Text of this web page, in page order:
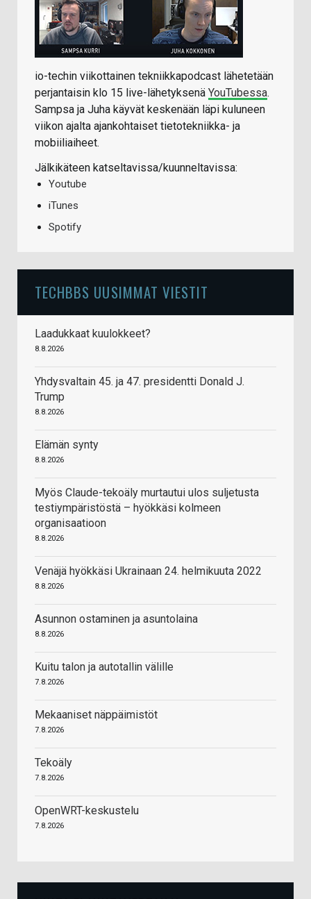
io-techin viikottainen tekniikkapodcast lähetetään
perjantaisin klo 15 live-lähetyksenä YouTubessa.
Sampsa ja Juha käyvät keskenään läpi kuluneen
viikon ajalta ajankohtaiset tietotekniikka- ja
mobiiliaiheet.
Jälkikäteen katseltavissa/kuunneltavissa:
Youtube
iTunes
Spotify
TECHBBS UUSIMMAT VIESTIT
Laadukkaat kuulokkeet?
8.8.2026
Yhdysvaltain 45. ja 47. presidentti Donald J.
Trump
8.8.2026
Elämän synty
8.8.2026
Myös Claude-tekoäly murtautui ulos suljetusta
testiympäristöstä – hyökkäsi kolmeen
organisaatioon
8.8.2026
Venäjä hyökkäsi Ukrainaan 24. helmikuuta 2022
8.8.2026
Asunnon ostaminen ja asuntolaina
8.8.2026
Kuitu talon ja autotallin välille
7.8.2026
Mekaaniset näppäimistöt
7.8.2026
Tekoäly
7.8.2026
OpenWRT-keskustelu
7.8.2026